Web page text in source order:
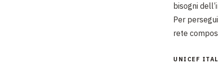
bisogni
Per
rete
UNICEF